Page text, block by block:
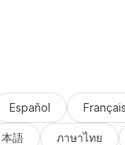
Español Français
本語 ภาษาไทย